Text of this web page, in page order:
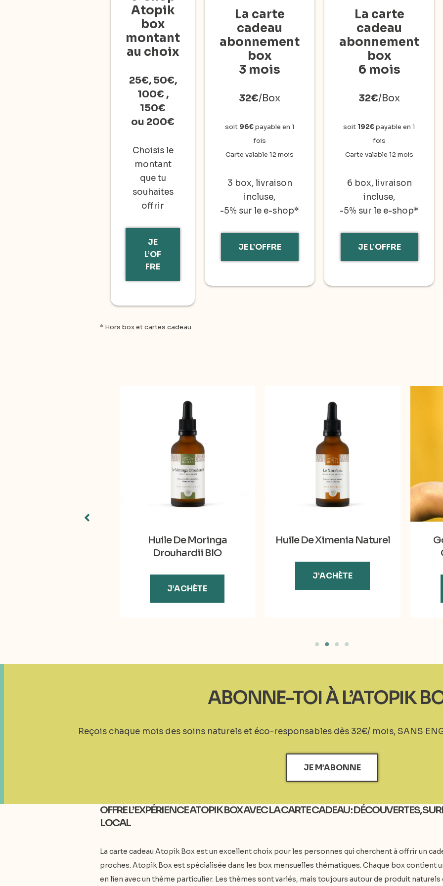
Atopik
box
montant
au choix
25€, 50€,
100€ ,
150€
ou 200€
Choisis le
montant
que tu
souhaites
offrir
JE
L’OF
FRE
La carte
cadeau
abonnement
box
3 mois
32€/Box
soit 96€payable en 1
fois
Carte valable 12 mois
3 box, livraison
incluse,
-5% sur le e-shop*
JE L’OFFRE
La carte
cadeau
abonnement
box
6 mois
32€/Box
soit 192€payable en 1
fois
Carte valable 12 mois
6 box, livraison
incluse,
-5% sur le e-shop*
JE L’OFFRE
* Hors box et cartes cadeau
Huile De Moringa
Drouhardii BIO
J’ACHÈTE
Huile De Ximenia Naturel
J’ACHÈTE
ABONNE-TOI À L’ATOPIK
Reçois chaque mois des soins naturels et éco-responsables dès 32€/ mois, SANS
JE M’ABONNE
OFFRE L’EXPÉRIENCE ATOPIK BOX AVEC LA CARTE CADEAU : DÉCOUVERTES,
LOCAL
La carte cadeau Atopik Box est un excellent choix pour les personnes qui cherchent à offrir un
proches. Atopik Box est spécialisée dans les box mensuelles thématiques. Chaque box contient
en lien avec un thème particulier. Les thèmes sont variés, mais toujours autour de produit